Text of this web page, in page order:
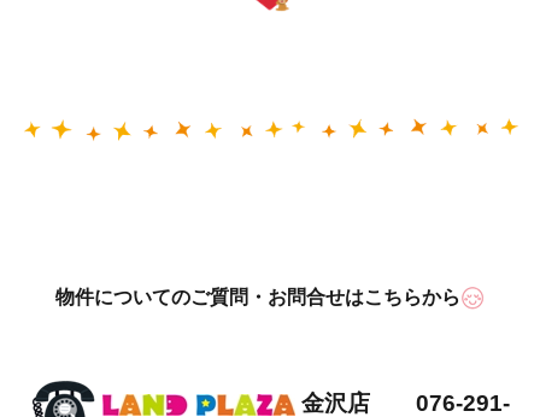
物件についてのご質問・お問合せはこちらから
金沢店 076-291-